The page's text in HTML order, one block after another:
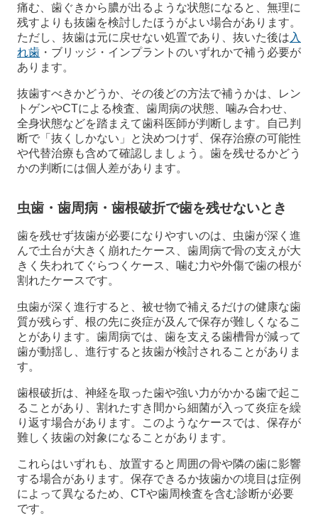
痛む、歯ぐきから膿が出るような状態になると、無理に
残すよりも抜歯を検討したほうがよい場合があります。
ただし、抜歯は元に戻せない処置であり、抜いた後は 入
れ歯 ・ブリッジ・インプラントのいずれかで補う必要が
あります。
抜歯すべきかどうか、その後どの方法で補うかは、レン
トゲンやCTによる検査、歯周病の状態、噛み合わせ、
全身状態などを踏まえて歯科医師が判断します。自己判
断で「抜くしかない」と決めつけず、保存治療の可能性
や代替治療も含めて確認しましょう。歯を残せるかどう
かの判断には個人差があります。
虫歯・歯周病・歯根破折で歯を残せないとき
歯を残せず抜歯が必要になりやすいのは、虫歯が深く進
んで土台が大きく崩れたケース、歯周病で骨の支えが大
きく失われてぐらつくケース、噛む力や外傷で歯の根が
割れたケースです。
虫歯が深く進行すると、被せ物で補えるだけの健康な歯
質が残らず、根の先に炎症が及んで保存が難しくなるこ
とがあります。歯周病では、歯を支える歯槽骨が減って
歯が動揺し、進行すると抜歯が検討されることがありま
す。
歯根破折は、神経を取った歯や強い力がかかる歯で起こ
ることがあり、割れたすき間から細菌が入って炎症を繰
り返す場合があります。このようなケースでは、保存が
難しく抜歯の対象になることがあります。
これらはいずれも、放置すると周囲の骨や隣の歯に影響
する場合があります。保存できるか抜歯かの境目は症例
によって異なるため、CTや歯周検査を含む診断が必要
です。